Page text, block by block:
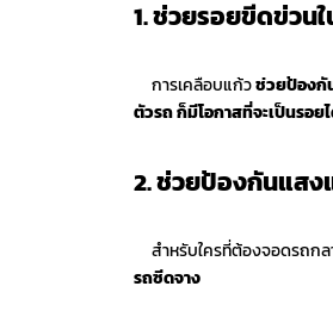
1.ช่วยรอยขีดข่วน
การเคลือบแก้วช่วยป้องกั
ตัวรถ ก็มีโอกาสที่จะเป็นรอย
2.ช่วยป้องกันแสง
สำหรับใครที่ต้องจอดรถกล
รถซีดจาง